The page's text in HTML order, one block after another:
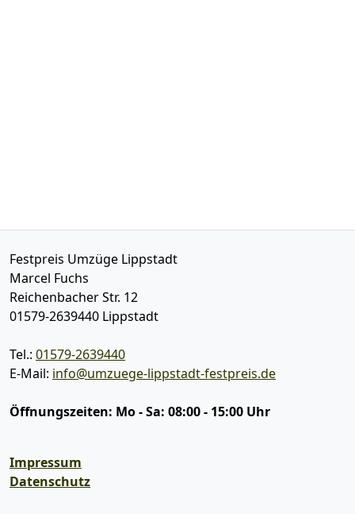
Festpreis Umzüge Lippstadt
Marcel Fuchs
Reichenbacher Str. 12
01579-2639440 Lippstadt
Tel.: 01579-2639440
E-Mail: info@umzuege-lippstadt-festpreis.de
Öffnungszeiten: Mo - Sa: 08:00 - 15:00 Uhr
Impressum
Datenschutz